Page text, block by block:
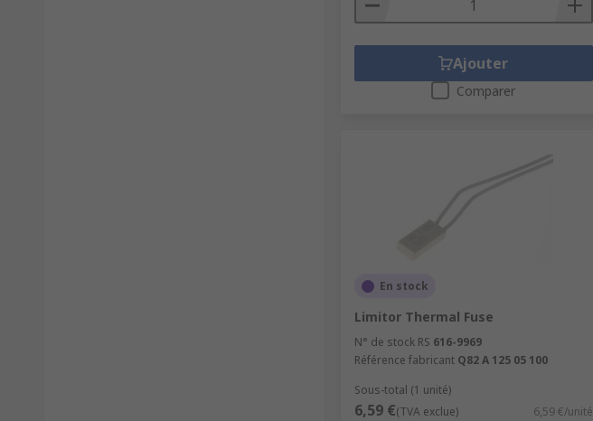
Ajouter
Comparer
En stock
Limitor Thermal Fuse
N° de stock RS 616-9969
Référence fabricant Q82 A 125 05 100
Sous-total (1 unité)
6,59 €(TVA exclue) 6,59 €/unité